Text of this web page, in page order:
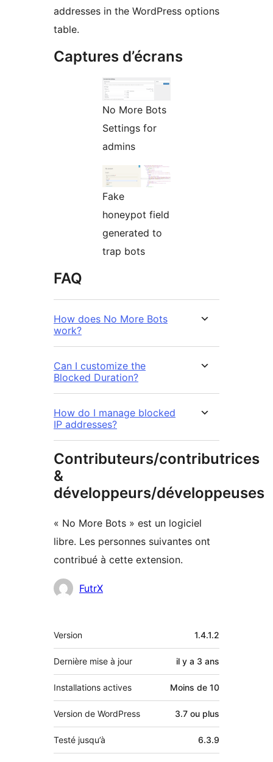
addresses in the WordPress options
table.
Captures d’écrans
No More Bots
Settings for
admins
Fake
honeypot field
generated to
trap bots
FAQ
How does No More Bots
work?
Can I customize the
Blocked Duration?
How do I manage blocked
IP addresses?
Contributeurs/contributrices
&
développeurs/développeuses
« No More Bots » est un logiciel
libre. Les personnes suivantes ont
contribué à cette extension.
Contributeurs
FutrX
Méta
Version 1.4.1.2
Dernière mise à jour il y a 3 ans
Installations actives Moins de 10
Version de WordPress 3.7 ou plus
Testé jusqu’à 6.3.9